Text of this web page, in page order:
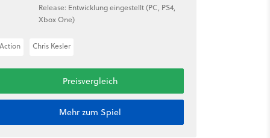
Release: Entwicklung eingestellt (PC, PS4,
Xbox One)
Chris Kesler
Preisvergleich
Mehr zum Spiel